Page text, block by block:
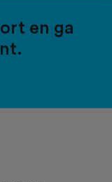
en ga